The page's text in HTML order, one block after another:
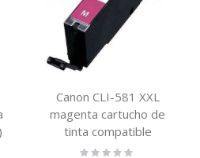
Canon CLI-581 XXL
magenta cartucho de
tinta compatible
(1996C001)
Rating: